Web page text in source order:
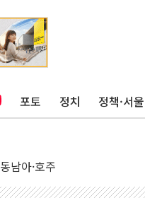
포토 정치 정책·서울
동남아·호주